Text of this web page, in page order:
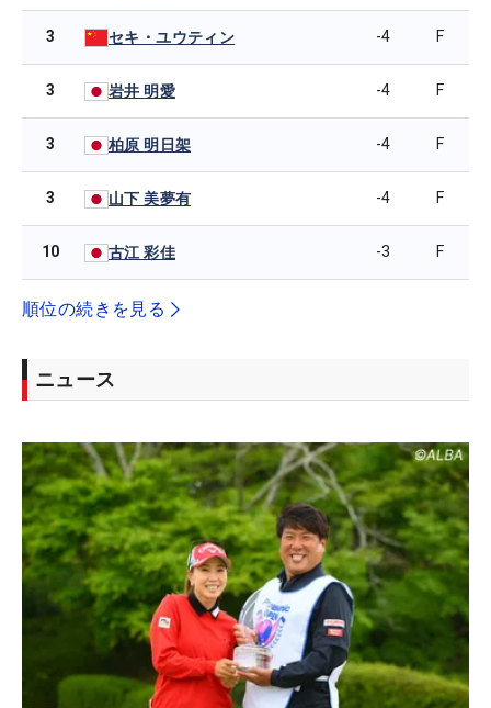
3 セキ・ユウティン -4 F
3 岩井 明愛 -4 F
3 柏原 明日架 -4 F
3 山下 美夢有 -4 F
10 古江 彩佳 -3 F
順位の続きを見る
ニュース